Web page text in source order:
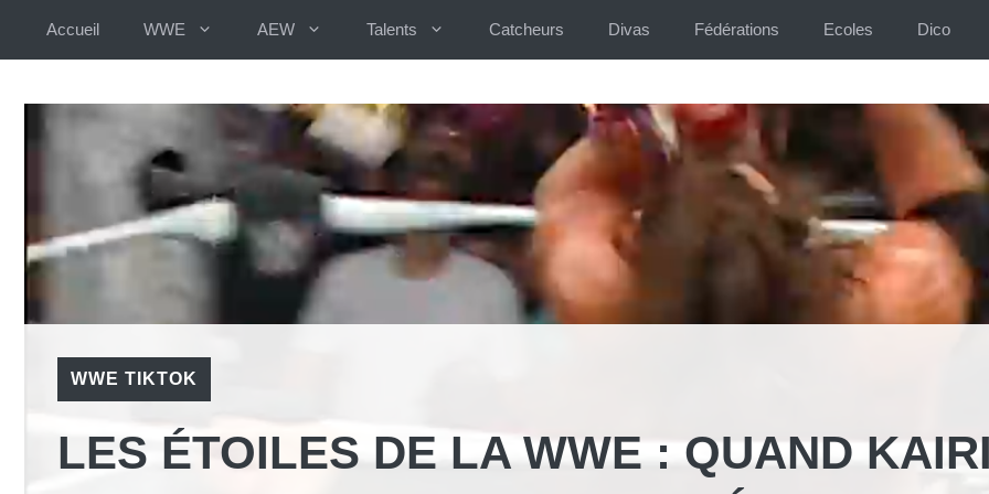
Accueil WWE AEW Talents Catcheurs Divas Fédérations Ecoles Dico
WWE TIKTOK
LES ÉTOILES DE LA WWE : QUAND